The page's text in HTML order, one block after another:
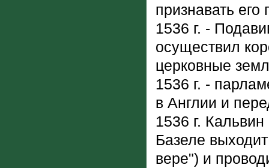
признавать его
1536 г. -
осуществил
церковные
1536 г. -
в Англии и
1536 г.
Базеле
вере") и